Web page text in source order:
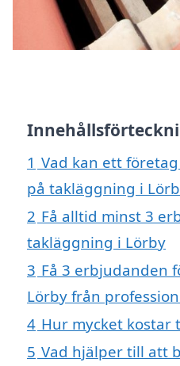
1 Vad kan ett
på takläggning i
2 Få alltid minst 3
takläggning i Lörby
3 Få 3 erbjudanden
Lörby från
4 Hur mycket kostar
5 Vad hjälper till att